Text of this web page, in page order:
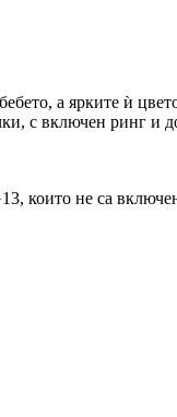
а ярките ѝ
с включен ринг
които не са